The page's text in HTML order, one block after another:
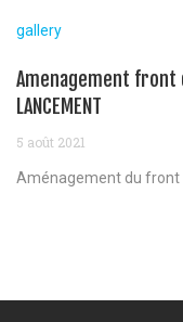
gallery
Amenagement front
LANCEMENT
5 août 2021
Aménagement du front